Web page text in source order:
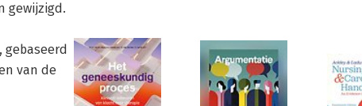
gewijzigd.
van de